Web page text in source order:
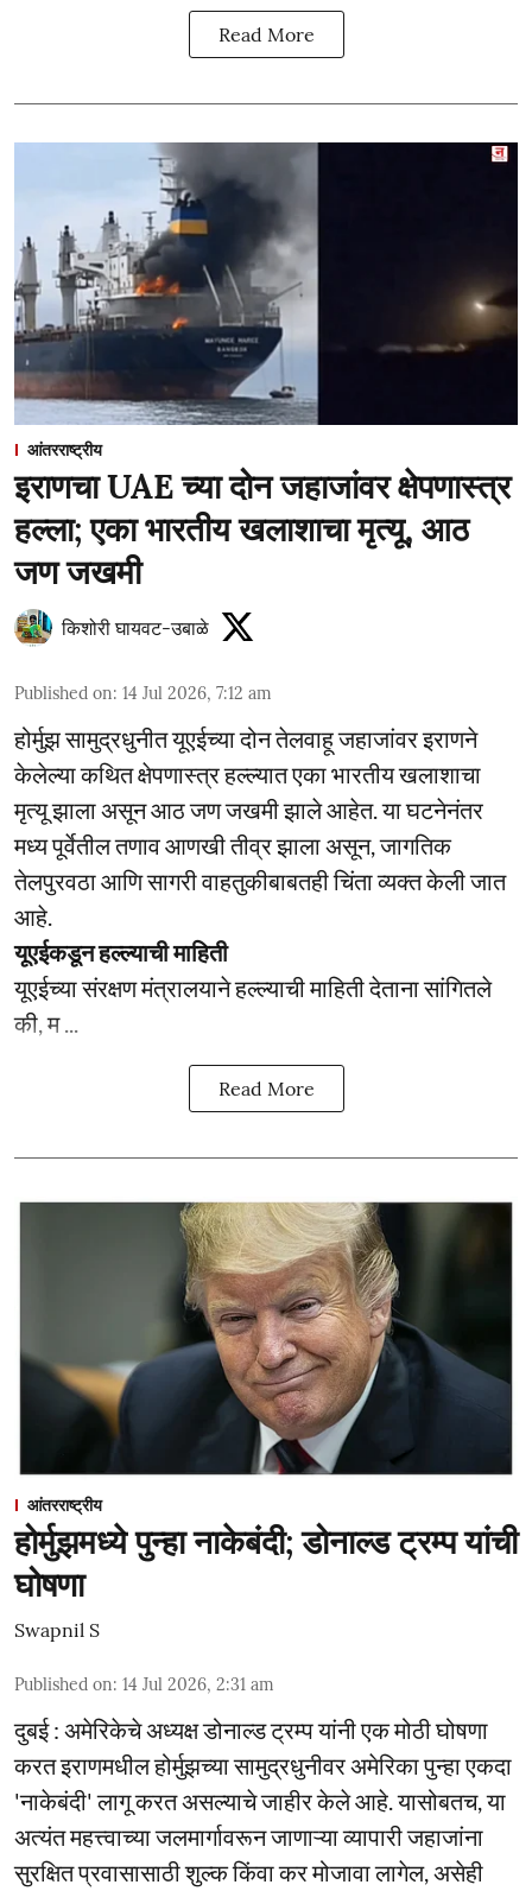
Read More
आंतरराष्ट्रीय
इराणचा UAE च्या दोन जहाजांवर क्षेपणास्त्र
हल्ला; एका भारतीय खलाशाचा मृत्यू, आठ
जण जखमी
किशोरी घायवट-उबाळे
Published on: 14 Jul 2026, 7:12 am
होर्मुझ सामुद्रधुनीत यूएईच्या दोन तेलवाहू जहाजांवर इराणने
केलेल्या कथित क्षेपणास्त्र हल्ल्यात एका भारतीय खलाशाचा
मृत्यू झाला असून आठ जण जखमी झाले आहेत. या घटनेनंतर
मध्य पूर्वेतील तणाव आणखी तीव्र झाला असून, जागतिक
तेलपुरवठा आणि सागरी वाहतुकीबाबतही चिंता व्यक्त केली जात
आहे.
यूएईकडून हल्ल्याची माहिती
यूएईच्या संरक्षण मंत्रालयाने हल्ल्याची माहिती देताना सांगितले
की, म ...
Read More
आंतरराष्ट्रीय
होर्मुझमध्ये पुन्हा नाकेबंदी; डोनाल्ड ट्रम्प यांची
घोषणा
Swapnil S
Published on: 14 Jul 2026, 2:31 am
दुबई : अमेरिकेचे अध्यक्ष डोनाल्ड ट्रम्प यांनी एक मोठी घोषणा
करत इराणमधील होर्मुझच्या सामुद्रधुनीवर अमेरिका पुन्हा एकदा
'नाकेबंदी' लागू करत असल्याचे जाहीर केले आहे. यासोबतच, या
अत्यंत महत्त्वाच्या जलमार्गावरून जाणाऱ्या व्यापारी जहाजांना
सुरक्षित प्रवासासाठी शुल्क किंवा कर मोजावा लागेल, असेही